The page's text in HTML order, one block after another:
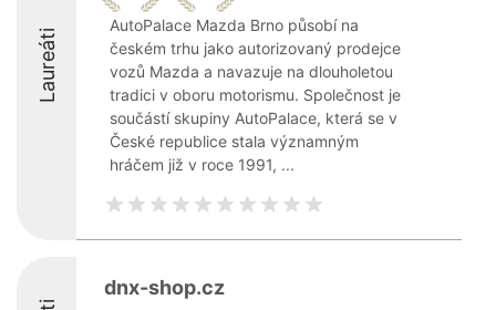
Laureáti
AutoPalace Mazda Brno působí na
českém trhu jako autorizovaný prodejce
vozů Mazda a navazuje na dlouholetou
tradici v oboru motorismu. Společnost je
součástí skupiny AutoPalace, která se v
České republice stala významným
hráčem již v roce 1991, ...
dnx-shop.cz